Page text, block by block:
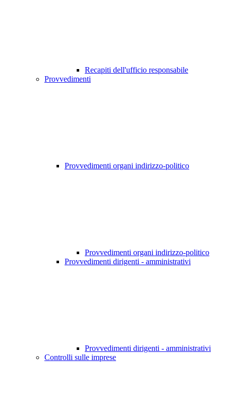
Recapiti dell'ufficio responsabile
Provvedimenti
Provvedimenti organi indirizzo-politico
Provvedimenti organi indirizzo-politico
Provvedimenti dirigenti - amministrativi
Provvedimenti dirigenti - amministrativi
Controlli sulle imprese